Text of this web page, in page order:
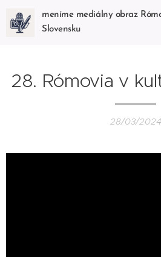
meníme mediálny obraz
Slovensku
28. Rómovia v
28/03/2024